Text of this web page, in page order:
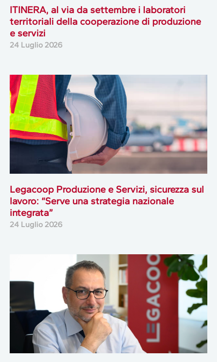
ITINERA, al via da settembre i laboratori
territoriali della cooperazione di produzione
e servizi
24 Luglio 2026
Legacoop Produzione e Servizi, sicurezza sul
lavoro: “Serve una strategia nazionale
integrata”
24 Luglio 2026